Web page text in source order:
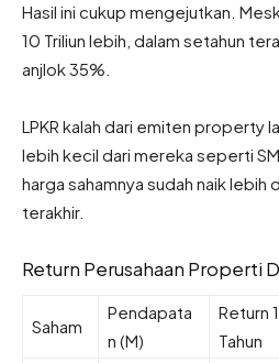
Hasil ini cukup mengejutkan.
10 Triliun lebih, dalam setahun
anjlok 35%.
LPKR kalah dari emiten property
lebih kecil dari mereka seperti
harga sahamnya sudah naik lebih
terakhir.
Return Perusahaan Properti
Saham
Pendapata
n (M)
Return 1
Tahun